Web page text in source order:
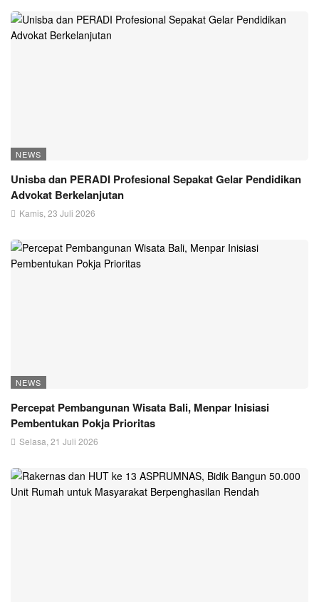
NEWS
Unisba dan PERADI Profesional Sepakat Gelar Pendidikan
Advokat Berkelanjutan
Kamis, 23 Juli 2026
NEWS
Percepat Pembangunan Wisata Bali, Menpar Inisiasi
Pembentukan Pokja Prioritas
Selasa, 21 Juli 2026